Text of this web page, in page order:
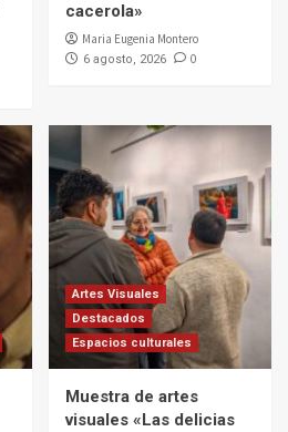
cacerola»
Maria Eugenia Montero
6 agosto, 2026 0
Artes Visuales
Destacados
Espacios culturales
Muestra de artes
visuales «Las delicias